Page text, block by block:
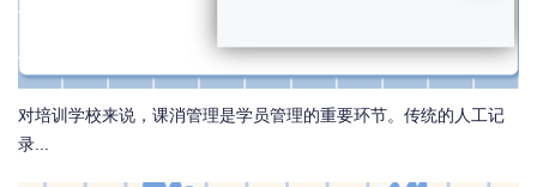
对培训学校来说，课消管理是学员管理的重要环节。传统的人工记
录...